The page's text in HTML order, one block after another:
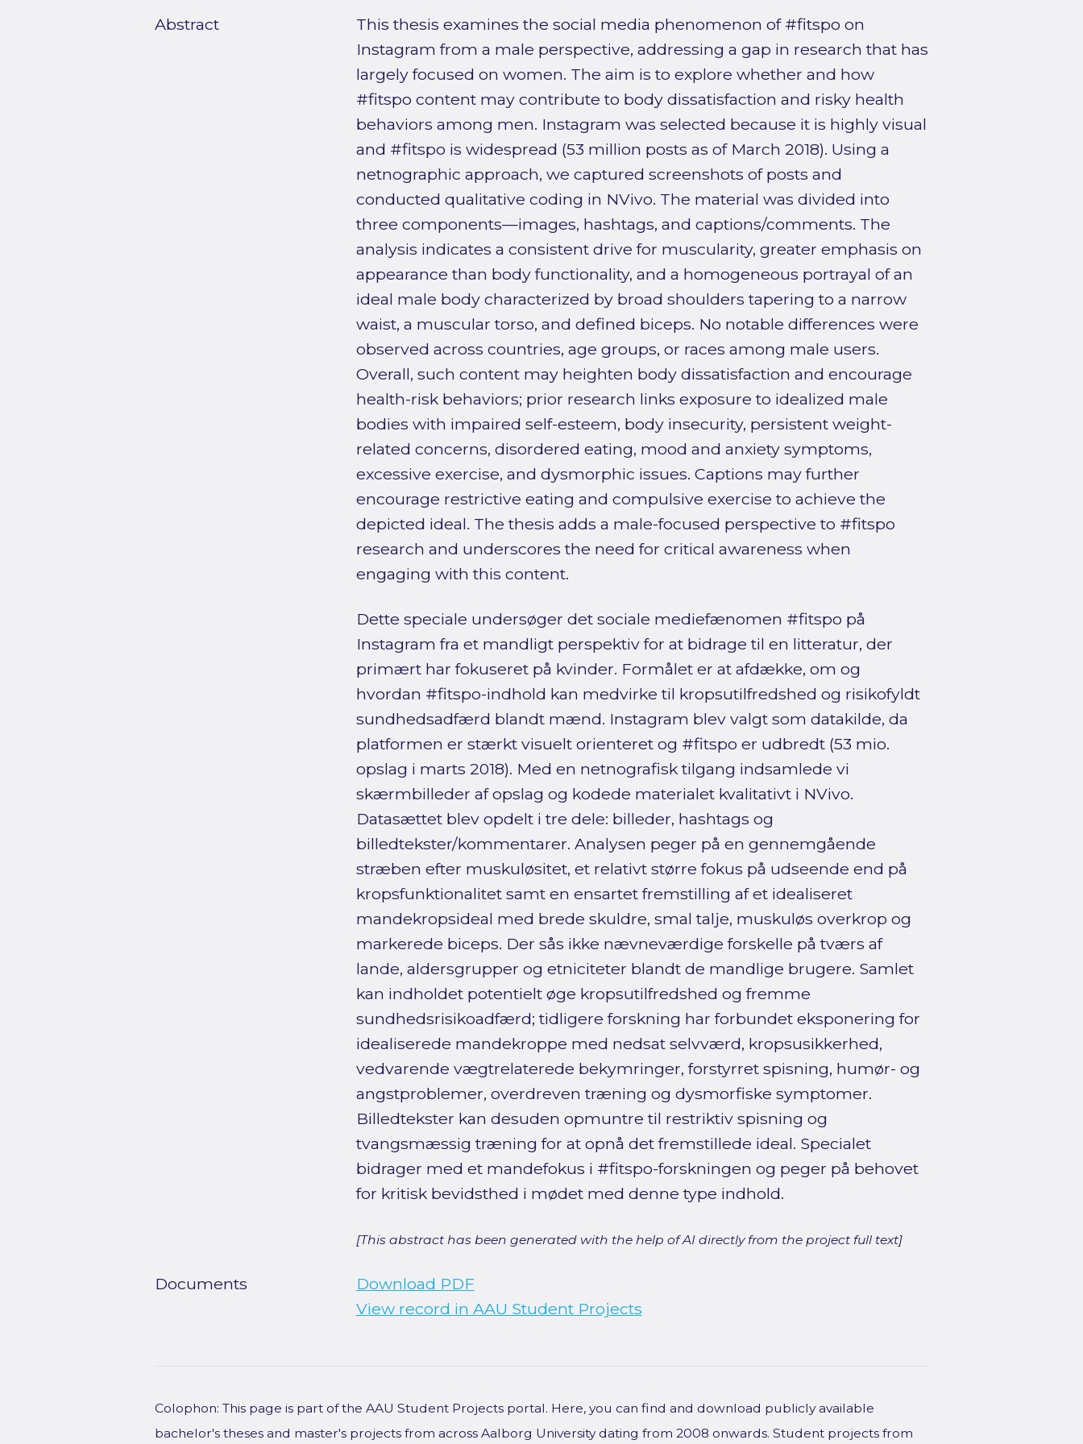
Abstract
This thesis examines the social media phenomenon of #fitspo on
Instagram from a male perspective, addressing a gap in research that has
largely focused on women. The aim is to explore whether and how
#fitspo content may contribute to body dissatisfaction and risky health
behaviors among men. Instagram was selected because it is highly visual
and #fitspo is widespread (53 million posts as of March 2018). Using a
netnographic approach, we captured screenshots of posts and
conducted qualitative coding in NVivo. The material was divided into
three components—images, hashtags, and captions/comments. The
analysis indicates a consistent drive for muscularity, greater emphasis on
appearance than body functionality, and a homogeneous portrayal of an
ideal male body characterized by broad shoulders tapering to a narrow
waist, a muscular torso, and defined biceps. No notable differences were
observed across countries, age groups, or races among male users.
Overall, such content may heighten body dissatisfaction and encourage
health-risk behaviors; prior research links exposure to idealized male
bodies with impaired self-esteem, body insecurity, persistent weight-
related concerns, disordered eating, mood and anxiety symptoms,
excessive exercise, and dysmorphic issues. Captions may further
encourage restrictive eating and compulsive exercise to achieve the
depicted ideal. The thesis adds a male-focused perspective to #fitspo
research and underscores the need for critical awareness when
engaging with this content.
Dette speciale undersøger det sociale mediefænomen #fitspo på
Instagram fra et mandligt perspektiv for at bidrage til en litteratur, der
primært har fokuseret på kvinder. Formålet er at afdække, om og
hvordan #fitspo-indhold kan medvirke til kropsutilfredshed og risikofyldt
sundhedsadfærd blandt mænd. Instagram blev valgt som datakilde, da
platformen er stærkt visuelt orienteret og #fitspo er udbredt (53 mio.
opslag i marts 2018). Med en netnografisk tilgang indsamlede vi
skærmbilleder af opslag og kodede materialet kvalitativt i NVivo.
Datasættet blev opdelt i tre dele: billeder, hashtags og
billedtekster/kommentarer. Analysen peger på en gennemgående
stræben efter muskuløsitet, et relativt større fokus på udseende end på
kropsfunktionalitet samt en ensartet fremstilling af et idealiseret
mandekropsideal med brede skuldre, smal talje, muskuløs overkrop og
markerede biceps. Der sås ikke nævneværdige forskelle på tværs af
lande, aldersgrupper og etniciteter blandt de mandlige brugere. Samlet
kan indholdet potentielt øge kropsutilfredshed og fremme
sundhedsrisikoadfærd; tidligere forskning har forbundet eksponering for
idealiserede mandekroppe med nedsat selvværd, kropsusikkerhed,
vedvarende vægtrelaterede bekymringer, forstyrret spisning, humør- og
angstproblemer, overdreven træning og dysmorfiske symptomer.
Billedtekster kan desuden opmuntre til restriktiv spisning og
tvangsmæssig træning for at opnå det fremstillede ideal. Specialet
bidrager med et mandefokus i #fitspo-forskningen og peger på behovet
for kritisk bevidsthed i mødet med denne type indhold.
[This abstract has been generated with the help of AI directly from the project full text]
Documents
Download PDF
View record in AAU Student Projects
Colophon: This page is part of the AAU Student Projects portal. Here, you can find and download publicly available
bachelor's theses and master's projects from across Aalborg University dating from 2008 onwards. Student projects from